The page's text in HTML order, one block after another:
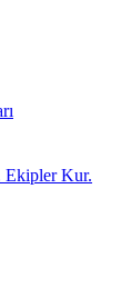
Ekipler Kur.